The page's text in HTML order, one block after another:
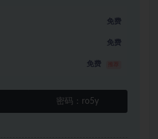
免费
免费
免费
密码： ro5y